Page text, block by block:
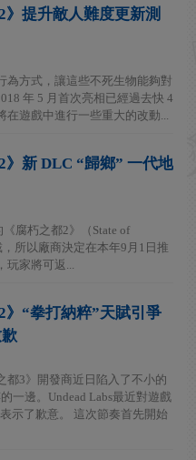
》提升敵人難度更新測
為方式，讓這些不死生物能夠對
年 5 月首次亮相已經過去快 4
在遊戲中進行一些重大的改動...
》新 DLC “歸鄉” 一代地
腐朽之都2》（State of
所以廠商決定在本年9月1日推
玩家將可返...
》“拳打納粹”天賦引爭
都3》開發商近日陷入了不小的
一邊。Undead Labs最近對遊戲
示了歉意。 這次節奏首先開始